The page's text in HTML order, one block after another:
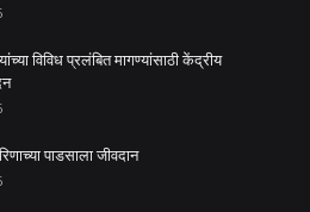
विविध प्रलंबित मागण्यांसाठी केंद्रीय
पाडसाला जीवदान